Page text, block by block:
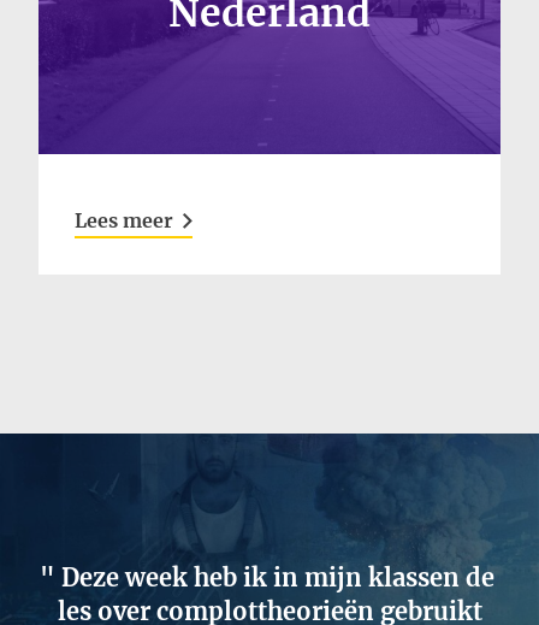
Nederland
Lees meer
Deze week heb ik in mijn klassen de
les over complottheorieën gebruikt